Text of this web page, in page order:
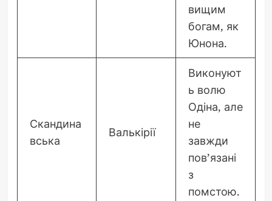
вищим
богам, як
Юнона.
Скандина
вська
Валькірії
Виконуют
ь волю
Одіна, але
не
завжди
пов’язані
з
помстою.